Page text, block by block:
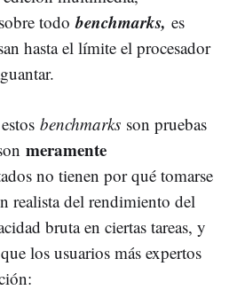
todobenchmarks, es
hasta el límite el procesador
benchmarks son pruebas
meramente
no tienen por qué tomarse
realista del rendimiento del
bruta en ciertas tareas, y
los usuarios más expertos